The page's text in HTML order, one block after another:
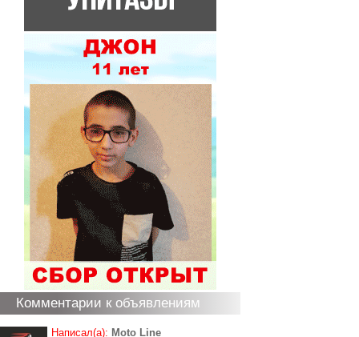
Комментарии к объявлениям
Написал(а): Moto Line